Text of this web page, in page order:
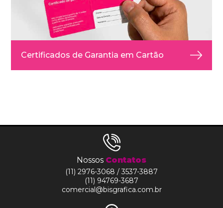
Certificados de Garantia em Cartão
Nossos Contatos
(11) 2976-3068 / 3537-3887
(11) 94769-3687
comercial@bisgrafica.com.br